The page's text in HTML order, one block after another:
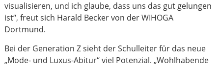
visualisieren, und ich glaube, dass uns das gut gelungen
ist“, freut sich Harald Becker von der WIHOGA
Dortmund.
Bei der Generation Z sieht der Schulleiter für das neue
„Mode- und Luxus-Abitur“ viel Potenzial. „Wohlhabende